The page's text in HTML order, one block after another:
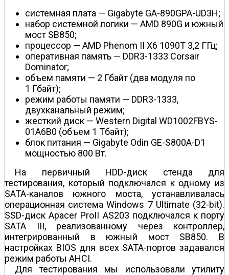
системная плата — Gigabyte GA-890GPA-UD3H;
набор системной логики — AMD 890G и южный
мост SB850;
процессор — AMD Phenom II X6 1090T 3,2 ГГц;
оперативная память — DDR3-1333 Corsair
Dominator;
объем памяти — 2 Гбайт (два модуля по
1 Гбайт);
режим работы памяти — DDR3-1333,
двухканальный режим;
жесткий диск — Western Digital WD1002FBYS-
01A6B0 (объем 1 Тбайт);
блок питания — Gigabyte Odin GE-S800A-D1
мощностью 800 Вт.
На первичный HDD-диск стенда для
тестирования, который подключался к одному из
SATA-каналов южного моста, устанавливалась
операционная система Windows 7 Ultimate (32-bit).
SSD-диск Apacer ProII AS203 подключался к порту
SATA III, реализованному через контроллер,
интегрированный в южный мост SB850. В
настройках BIOS для всех SATA-портов задавался
режим работы AHCI.
Для тестирования мы использовали утилиту